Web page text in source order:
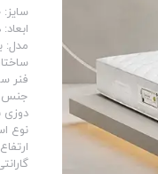
سایز: 200×160
مدل:
فنر
جنس
دوزی
نوع
ارتفاع: 1±26
گارانتی: 5